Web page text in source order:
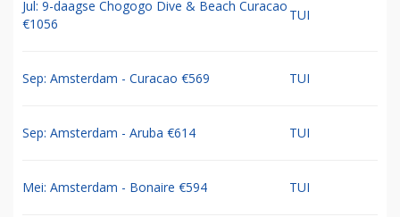
Jul: 9-daagse Chogogo Dive & Beach Curacao
€1056
TUI
Sep: Amsterdam - Curacao €569 TUI
Sep: Amsterdam - Aruba €614 TUI
Mei: Amsterdam - Bonaire €594 TUI